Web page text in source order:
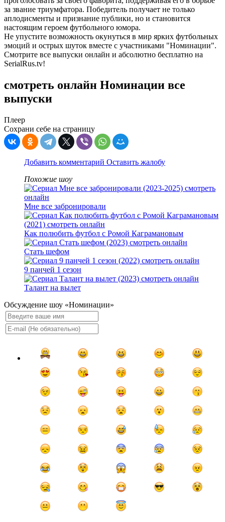
за звание триумфатора. Победитель получает не только
аплодисменты и признание публики, но и становится
настоящим героем футбольного юмора.
Не упустите возможность окунуться в мир ярких футбольных
эмоций и острых шуток вместе с участниками "Номинации".
Смотрите все выпуски онлайн и абсолютно бесплатно на
SerialRus.tv!
смотреть онлайн Номинации все
выпуски
Плеер
Сохрани себе на страницу
Добавить комментарий Оставить жалобу
Похожие шоу
Мне все забронировали
Как полюбить футбол с Ромой Каграмановым
Стать шефом
9 панчей 1 сезон
Талант на вылет
Обсуждение шоу «Номинации»